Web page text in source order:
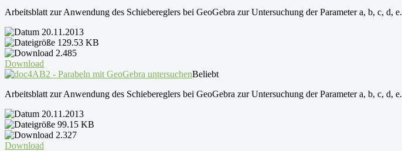
Arbeitsblatt zur Anwendung des Schiebereglers bei GeoGebra zur Untersuchung der Parameter a, b, c, d, e.
20.11.2013
129.53 KB
2.485
Download
AB2 - Parabeln mit GeoGebra untersuchenBeliebt
Arbeitsblatt zur Anwendung des Schiebereglers bei GeoGebra zur Untersuchung der Parameter a, b, c, d, e.
20.11.2013
99.15 KB
2.327
Download